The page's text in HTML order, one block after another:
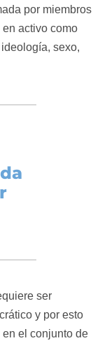
por miembros
activo como
sexo,
ser
y por esto
el conjunto de